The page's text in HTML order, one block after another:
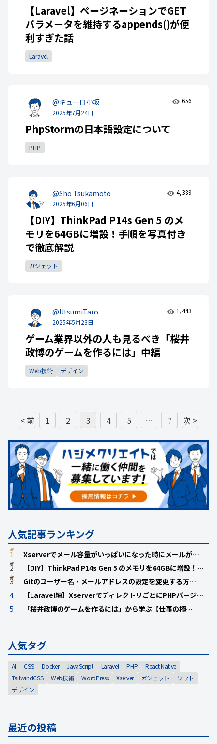
人気記事ランキング
1
Xserverでメール容量がいっぱいになった時にメールが…
2
【DIY】ThinkPad P14s Gen 5 のメモリを64GBに増設！…
3
Gitのユーザー名・メールアドレスの設定を変更する方…
4
【Laravel編】XserverでディレクトリごとにPHPバージ…
5
「桜井政博のゲームを作るには」から学ぶ【仕事の極…
人気タグ
AI CSS Docker JavaScript Laravel PHP
React Native
TailwindCSS
Web技術 WordPress Xserver ガジェット
ソフト
デザイン
最近の投稿
【Laravel】ページネーションでGET
パラメータを維持するappends()が便
利すぎた話
Laravel
@キューロ小坂
2025年7月24日
656
PhpStormの日本語設定について
PHP
@Sho Tsukamoto
2025年6月06日
4,389
【DIY】ThinkPad P14s Gen 5 のメ
モリを64GBに増設！手順を写真付き
で徹底解説
ガジェット
@UtsumiTaro
2025年5月23日
1,443
ゲーム業界以外の人も見るべき「桜井
政博のゲームを作るには」中編
Web技術 デザイン
< 前 1 2 3 4 5 … 7 次 >